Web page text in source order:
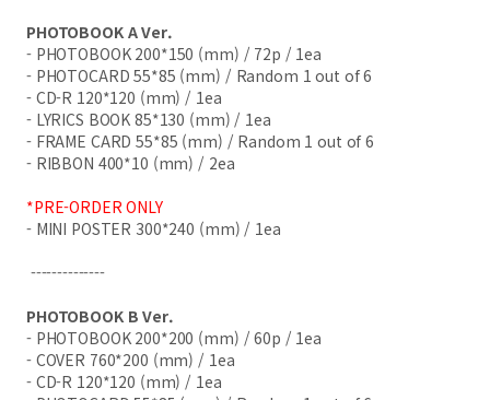
PHOTOBOOK A Ver.
- PHOTOBOOK 200*150 (mm) / 72p / 1ea
- PHOTOCARD 55*85 (mm) / Random 1 out of 6
- CD-R 120*120 (mm) / 1ea
- LYRICS BOOK 85*130 (mm) / 1ea
- FRAME CARD 55*85 (mm) / Random 1 out of 6
- RIBBON 400*10 (mm) / 2ea
*PRE-ORDER ONLY
- MINI POSTER 300*240 (mm) / 1ea
--------------
PHOTOBOOK B Ver.
- PHOTOBOOK 200*200 (mm) / 60p / 1ea
- COVER 760*200 (mm) / 1ea
- CD-R 120*120 (mm) / 1ea